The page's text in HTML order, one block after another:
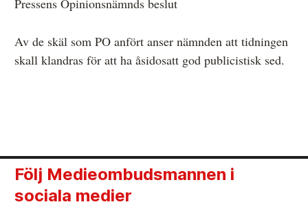
Av de skäl som PO anfört anser nämnden att tidningen
skall klandras för att ha åsidosatt god publicistisk sed.
Följ Medieombudsmannen i
sociala medier